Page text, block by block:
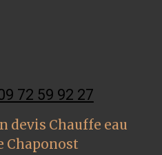
72 59 92 27
devis Chauffe eau
Chaponost